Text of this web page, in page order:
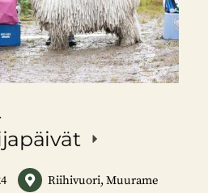
Riihivuori, Muurame